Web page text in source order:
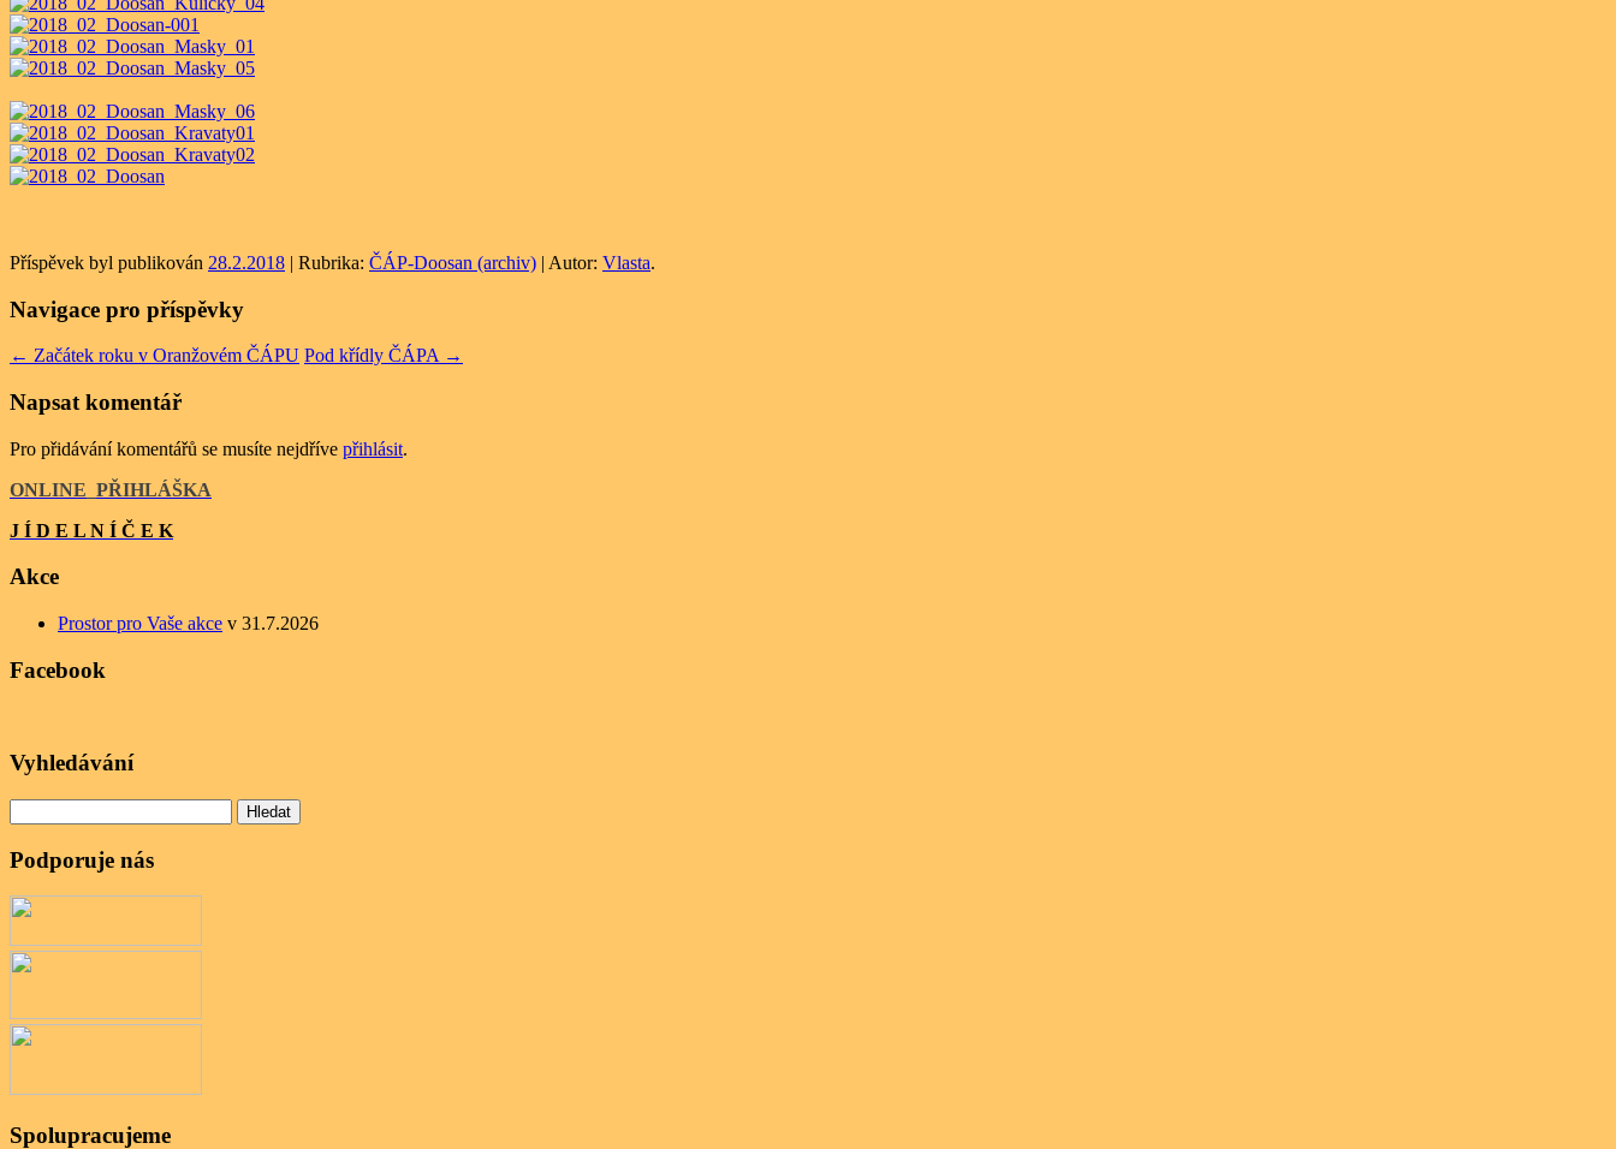
Příspěvek byl publikován 28.2.2018 | Rubrika: ČÁP-Doosan (archiv) | Autor: Vlasta.
Navigace pro příspěvky
← Začátek roku v Oranžovém ČÁPU Pod křídly ČÁPA →
Napsat komentář
Pro přidávání komentářů se musíte nejdříve přihlásit.
ONLINE PŘIHLÁŠKA
J Í D E L N Í Č E K
Akce
Prostor pro Vaše akce v 31.7.2026
Facebook
Vyhledávání
Podporuje nás
Spolupracujeme